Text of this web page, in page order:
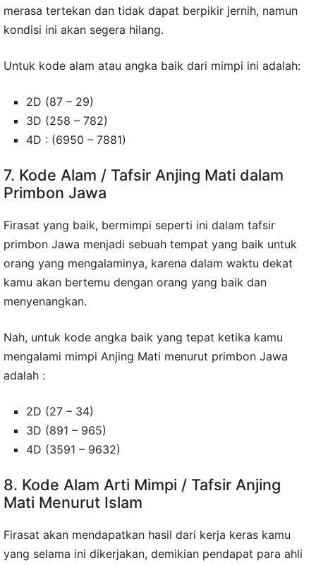
merasa tertekan dan tidak dapat berpikir jernih, namun
kondisi ini akan segera hilang.
Untuk kode alam atau angka baik dari mimpi ini adalah:
2D (87 – 29)
3D (258 – 782)
4D : (6950 – 7881)
7. Kode Alam / Tafsir Anjing Mati dalam
Primbon Jawa
Firasat yang baik, bermimpi seperti ini dalam tafsir
primbon Jawa menjadi sebuah tempat yang baik untuk
orang yang mengalaminya, karena dalam waktu dekat
kamu akan bertemu dengan orang yang baik dan
menyenangkan.
Nah, untuk kode angka baik yang tepat ketika kamu
mengalami mimpi Anjing Mati menurut primbon Jawa
adalah :
2D (27 – 34)
3D (891 – 965)
4D (3591 – 9632)
8. Kode Alam Arti Mimpi / Tafsir Anjing
Mati Menurut Islam
Firasat akan mendapatkan hasil dari kerja keras kamu
yang selama ini dikerjakan, demikian pendapat para ahli